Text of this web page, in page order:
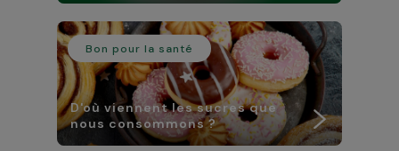
Bon pour la santé
D'où viennent les sucres que
nous consommons ?